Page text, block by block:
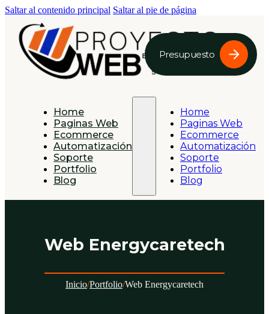
Saltar al contenido principal Saltar al pie de página
Presupuesto
Home
Paginas Web
Ecommerce
Automatización
Soporte
Portfolio
Blog
Home
Paginas Web
Ecommerce
Automatización
Soporte
Portfolio
Blog
Web Energycaretech
Inicio/Portfolio/Web Energycaretech